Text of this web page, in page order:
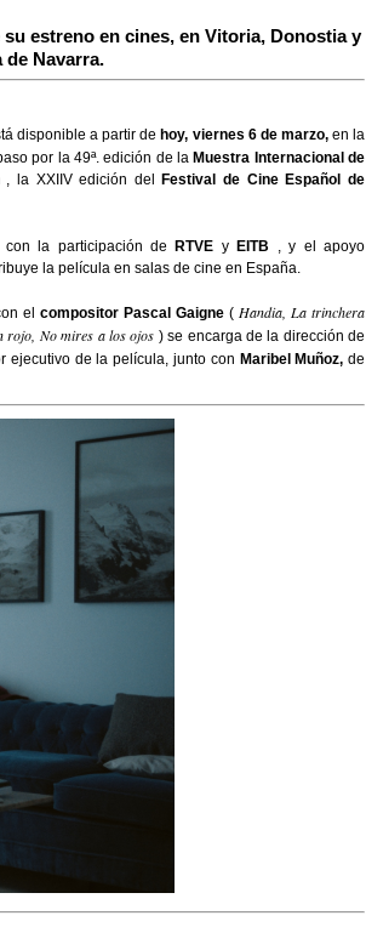
estreno en cines, en Vitoria, Donostia y
de Navarra.
disponible a partir de hoy, viernes 6 de marzo,en la
por la 49ª. edición de la Muestra Internacional de
, la XXIIV edición del
Festival de Cine Español de
la participación de RTVE y EITB , y el apoyo
la película en salas de cine en España.
el compositor Pascal Gaigne( Handia, La trinchera
rojo, No mires a los ojos ) se encarga de la dirección de
ejecutivo de la película, junto con Maribel Muñoz, de